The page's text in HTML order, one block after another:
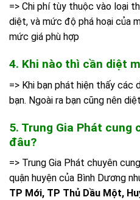
=> Chi phí tùy thuộc vào loại
diệt, và mức độ phá hoại của
mức giá phù hợp
4. Khi nào thì cần diệt
=> Khi bạn phát hiện thấy các
bạn. Ngoài ra bạn cũng nên
5. Trung Gia Phát cung
đâu?
=> Trung Gia Phát chuyên
quận huyện của Bình Dương
TP Mới, TP Thủ Dầu Một,